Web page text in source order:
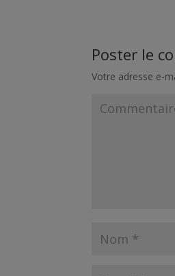
Poster le
Votre adresse e-